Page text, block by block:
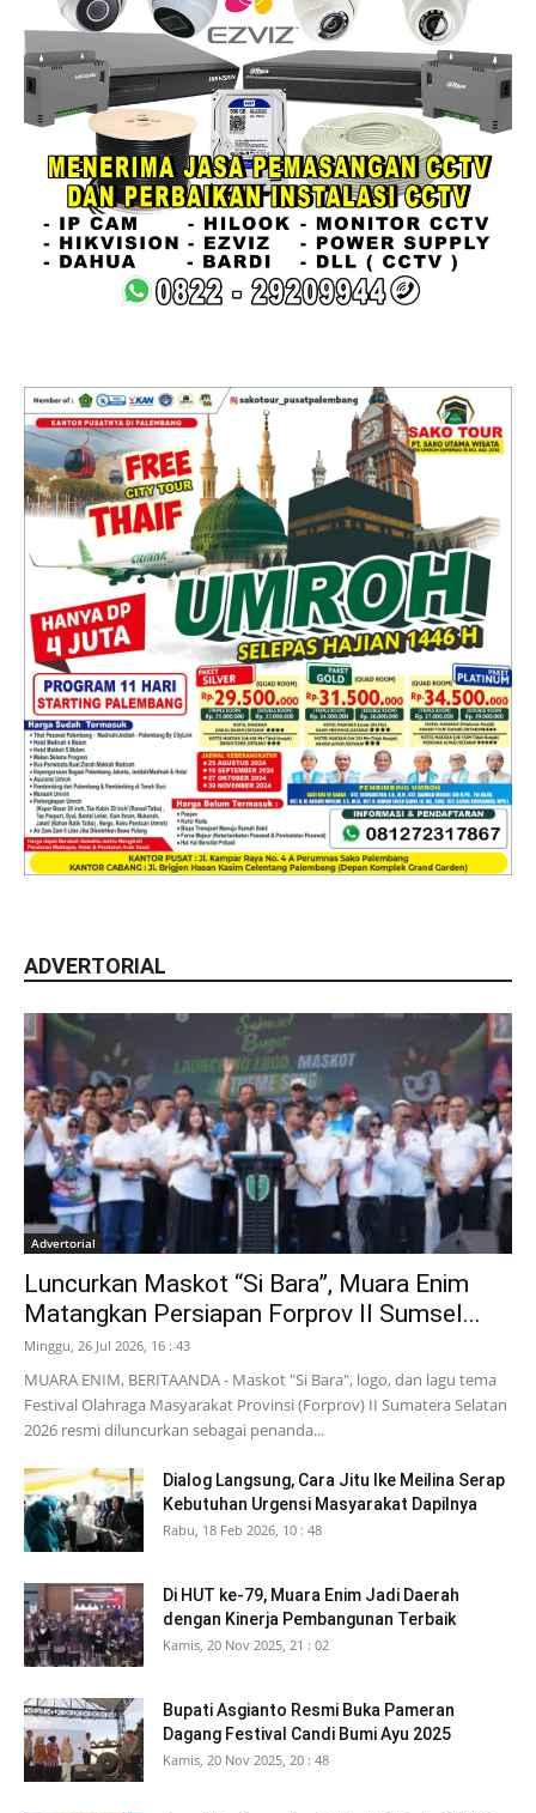
ADVERTORIAL
Advertorial
Luncurkan Maskot “Si Bara”, Muara Enim
Matangkan Persiapan Forprov II Sumsel...
Minggu, 26 Jul 2026, 16 : 43
MUARA ENIM, BERITAANDA - Maskot "Si Bara", logo, dan lagu tema
Festival Olahraga Masyarakat Provinsi (Forprov) II Sumatera Selatan
2026 resmi diluncurkan sebagai penanda...
Dialog Langsung, Cara Jitu Ike Meilina Serap
Kebutuhan Urgensi Masyarakat Dapilnya
Rabu, 18 Feb 2026, 10 : 48
Di HUT ke-79, Muara Enim Jadi Daerah
dengan Kinerja Pembangunan Terbaik
Kamis, 20 Nov 2025, 21 : 02
Bupati Asgianto Resmi Buka Pameran
Dagang Festival Candi Bumi Ayu 2025
Kamis, 20 Nov 2025, 20 : 48